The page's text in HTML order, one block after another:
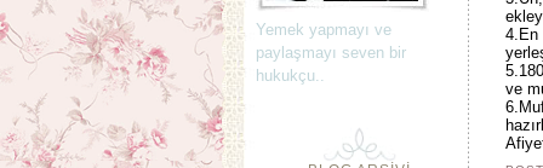
4.En
ve
Yemek yapmayı ve
paylaşmayı seven bir
hukukçu..